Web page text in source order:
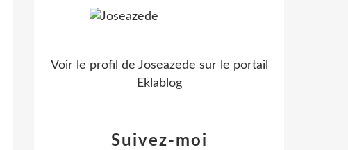
Suivez-moi
Voir le profil de Joseazede sur le portail
Eklablog